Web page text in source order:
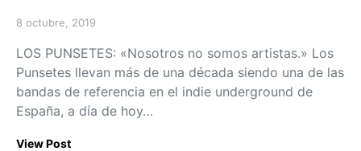
Posted on
8 octubre, 2019
LOS PUNSETES: «Nosotros no somos artistas.» Los
Punsetes llevan más de una década siendo una de las
bandas de referencia en el indie underground de
España, a día de hoy…
View Post